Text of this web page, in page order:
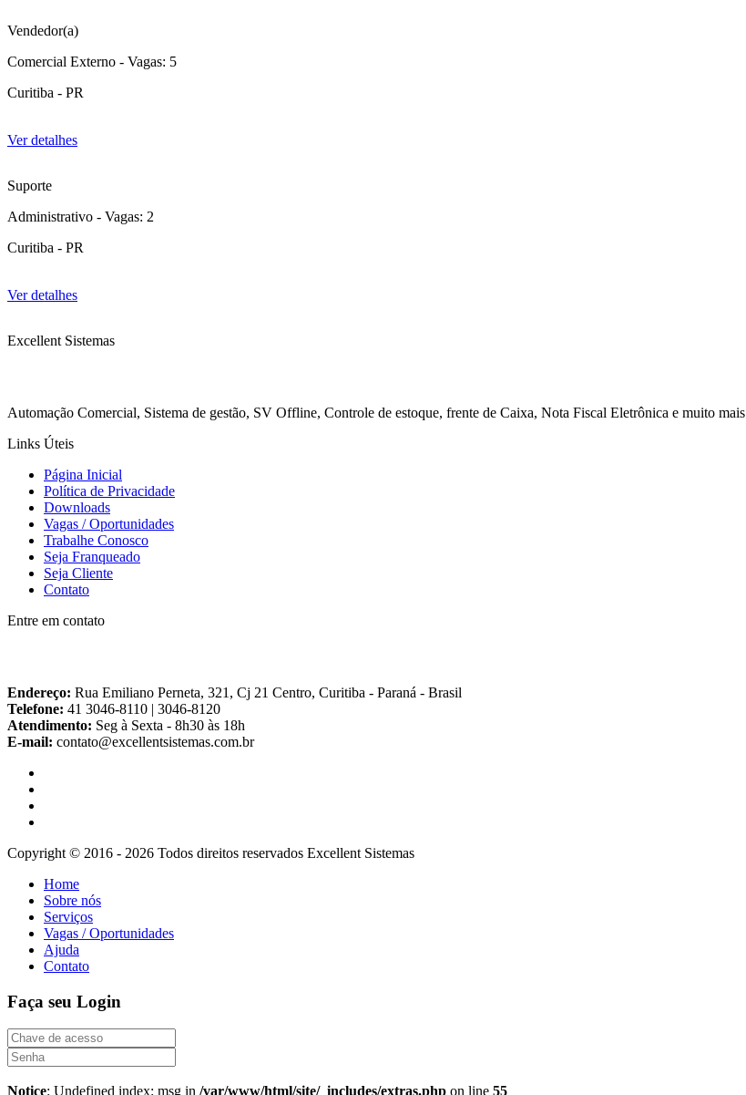
Vendedor(a)
Comercial Externo - Vagas: 5
Curitiba - PR
Ver detalhes
Suporte
Administrativo - Vagas: 2
Curitiba - PR
Ver detalhes
Excellent Sistemas
Automação Comercial, Sistema de gestão, SV Offline, Controle de estoque, frente de Caixa, Nota Fiscal Eletrônica e muito mais
Links Úteis
Página Inicial
Política de Privacidade
Downloads
Vagas / Oportunidades
Trabalhe Conosco
Seja Franqueado
Seja Cliente
Contato
Entre em contato
Endereço: Rua Emiliano Perneta, 321, Cj 21 Centro, Curitiba - Paraná - Brasil
Telefone: 41 3046-8110 | 3046-8120
Atendimento: Seg à Sexta - 8h30 às 18h
E-mail: contato@excellentsistemas.com.br
Copyright © 2016 - 2026 Todos direitos reservados Excellent Sistemas
Home
Sobre nós
Serviços
Vagas / Oportunidades
Ajuda
Contato
Faça seu Login
Notice: Undefined index: msg in /var/www/html/site/_includes/extras.php on line 55